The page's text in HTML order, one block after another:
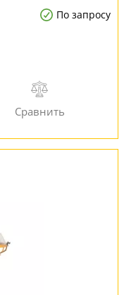
По запросу